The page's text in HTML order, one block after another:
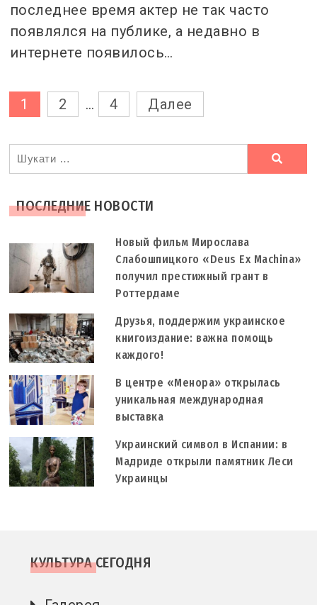
последнее время актер не так часто
появлялся на публике, а недавно в
интернете появилось…
Пагинация
1 2 … 4 Далее
Ви
шукали
ПОСЛЕДНИЕ НОВОСТИ
Новый фильм Мирослава
Слабошпицкого «Deus Ex Machina»
получил престижный грант в
Роттердаме
Друзья, поддержим украинское
книгоиздание: важна помощь
каждого!
В центре «Менора» открылась
уникальная международная
выставка
Украинский символ в Испании: в
Мадриде открыли памятник Леси
Украинцы
КУЛЬТУРА СЕГОДНЯ